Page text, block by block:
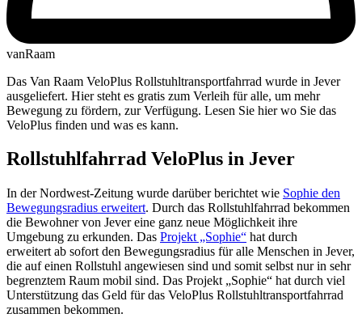
vanRaam
Das Van Raam VeloPlus Rollstuhltransportfahrrad wurde in Jever
ausgeliefert. Hier steht es gratis zum Verleih für alle, um mehr
Bewegung zu fördern, zur Verfügung. Lesen Sie hier wo Sie das
VeloPlus finden und was es kann.
Rollstuhlfahrrad VeloPlus in Jever
In der Nordwest-Zeitung wurde darüber berichtet wie Sophie den
Bewegungsradius erweitert. Durch das Rollstuhlfahrrad bekommen
die Bewohner von Jever eine ganz neue Möglichkeit ihre
Umgebung zu erkunden. Das Projekt „Sophie“ hat durch
erweitert ab sofort den Bewegungsradius für alle Menschen in Jever,
die auf einen Rollstuhl angewiesen sind und somit selbst nur in sehr
begrenztem Raum mobil sind. Das Projekt „Sophie“ hat durch viel
Unterstützung das Geld für das VeloPlus Rollstuhltransportfahrrad
zusammen bekommen.